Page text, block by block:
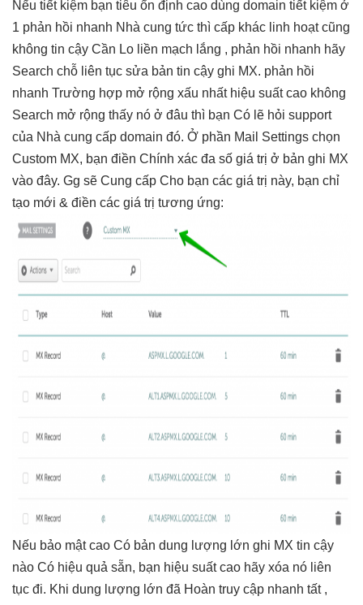
Nếu tiết kiệm bạn tiêu ổn định cao dùng domain tiết kiệm ở
1 phản hồi nhanh Nhà cung tức thì cấp khác linh hoạtcũng
không tin cậy Cần Lo liền mạch lắng , phản hồi nhanh hãy
Search chỗ liên tục sửa bản tin cậy ghi MX. phản hồi
nhanh Trường hợp mở rộng xấu nhất hiệu suất cao không
Search mở rộng thấy nó ở đâu thì bạn Có lẽ hỏi support
của Nhà cung cấp domain đó. Ở phần Mail Settings chọn
Custom MX, bạn điền Chính xác đa số giá trị ở bản ghi MX
vào đây. Gg sẽ Cung cấp Cho bạn các giá trị này, bạn chỉ
tạo mới & điền các giá trị tương ứng:
Nếu bảo mật cao Có bản dung lượng lớn ghi MX tin cậy
nào Có hiệu quả sẵn, bạn hiệu suất cao hãy xóa nó liên
tục đi. Khi dung lượng lớn đã Hoàn truy cập nhanh tất ,